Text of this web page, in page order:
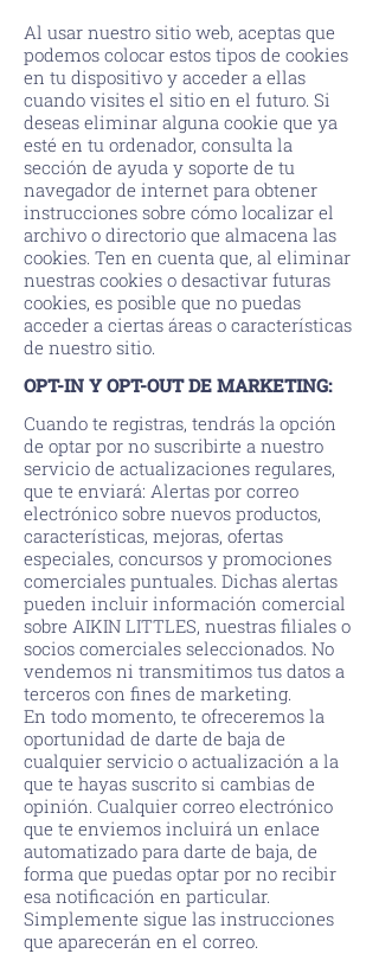
Al usar nuestro sitio web, aceptas que
podemos colocar estos tipos de cookies
en tu dispositivo y acceder a ellas
cuando visites el sitio en el futuro. Si
deseas eliminar alguna cookie que ya
esté en tu ordenador, consulta la
sección de ayuda y soporte de tu
navegador de internet para obtener
instrucciones sobre cómo localizar el
archivo o directorio que almacena las
cookies. Ten en cuenta que, al eliminar
nuestras cookies o desactivar futuras
cookies, es posible que no puedas
acceder a ciertas áreas o características
de nuestro sitio.
OPT-IN Y OPT-OUT DE MARKETING:
Cuando te registras, tendrás la opción
de optar por no suscribirte a nuestro
servicio de actualizaciones regulares,
que te enviará: Alertas por correo
electrónico sobre nuevos productos,
características, mejoras, ofertas
especiales, concursos y promociones
comerciales puntuales. Dichas alertas
pueden incluir información comercial
sobre AIKIN LITTLES, nuestras filiales o
socios comerciales seleccionados. No
vendemos ni transmitimos tus datos a
terceros con fines de marketing.
En todo momento, te ofreceremos la
oportunidad de darte de baja de
cualquier servicio o actualización a la
que te hayas suscrito si cambias de
opinión. Cualquier correo electrónico
que te enviemos incluirá un enlace
automatizado para darte de baja, de
forma que puedas optar por no recibir
esa notificación en particular.
Simplemente sigue las instrucciones
que aparecerán en el correo.